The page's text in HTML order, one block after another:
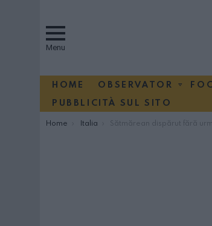
Menu
HOME OBSERVATOR
PUBBLICITÀ SUL SITO
You are here:
Home Italia Sătmărean dispărut fără urmă în Italia, familia